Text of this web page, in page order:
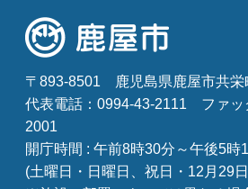
〒893-8501
鹿児島県鹿屋市共
代表電話：0994-43-2111
ファッ
2001
開庁時間 : 午前8時30分～午後5時
(土曜日・日曜日、祝日・12月29